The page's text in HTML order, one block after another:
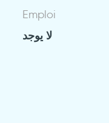
Emploi
لا يوجد